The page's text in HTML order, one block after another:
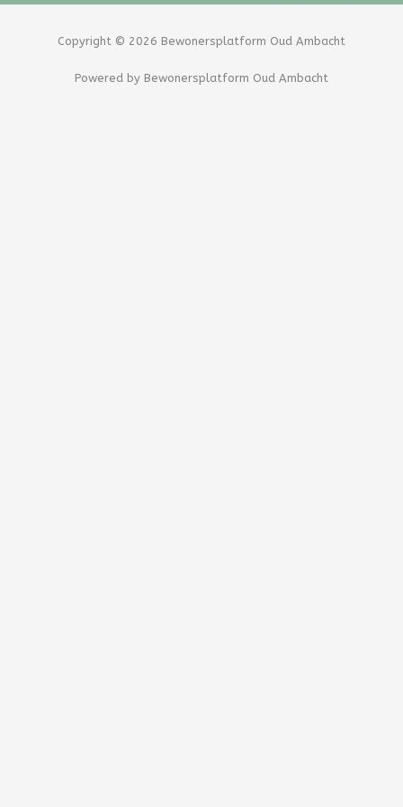
b
o
Copyright © 2026 Bewonersplatform Oud Ambacht
Powered by Bewonersplatform Oud Ambacht